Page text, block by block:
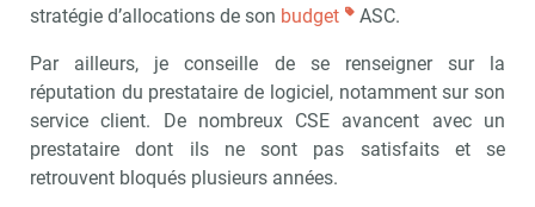
stratégie d’allocations de son budget ASC.
Par ailleurs, je conseille de se renseigner sur la
réputation du prestataire de logiciel, notamment sur son
service client. De nombreux CSE avancent avec un
prestataire dont ils ne sont pas satisfaits et se
retrouvent bloqués plusieurs années.